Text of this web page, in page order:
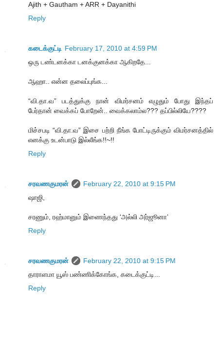
Ajith + Gautham + ARR + Dayanithi
Reply
கடைக்குட்டி February 17, 2010 at 4:59 PM
ஒரு டண்டனக்கா டனக்குனக்கா ஆகிறதே...
ஆஹா.. என்ன தலைப்புங்க...
“வி.தா.வ” படத்துக்கு நான் விமர்சனம் எழுதும் போது இந்தப்
பேர்தான் வைக்கப் போறேன்.. வைக்கலாம்ல??? தப்பில்லியே????
மிச்சபடி “வி.தா.வ” இசை பற்றி நீங்க போட்டிருக்கும் விமர்சனத்தில்
எனக்கு உடன்பாடு இல்லீங்க!!~!!
Reply
சரவணகுமரன்
February 22, 2010 at 9:15 PM
ஷாஜி,
சரணும், ரஹ்மானும் இணைந்தது ‘அல்லி அர்ஜூனா’
Reply
சரவணகுமரன்
February 22, 2010 at 9:15 PM
தாராளமா யூஸ் பண்ணிக்கோங்க, கடைக்குட்டி...
Reply